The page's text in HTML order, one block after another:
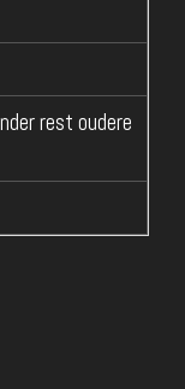
rest oudere